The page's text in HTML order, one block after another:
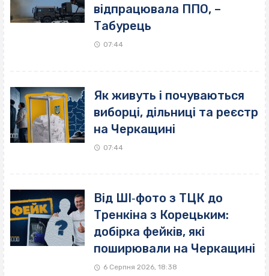
відпрацювала ППО, –
Табурець
07:44
Як живуть і почуваються
виборці, дільниці та реєстр
на Черкащині
07:44
Від ШІ‐фото з ТЦК до
Тренкіна з Корецьким:
добірка фейків, які
поширювали на Черкащині
6 Серпня 2026, 18:38